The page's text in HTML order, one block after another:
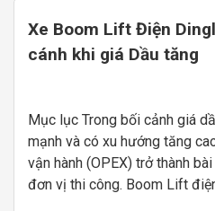
Xe Boom Lift Điện
cánh khi giá Dầu tăng
Mục lục Trong bối cảnh giá
mạnh và có xu hướng tăng
vận hành (OPEX) trở thành
đơn vị thi công. Boom Lift